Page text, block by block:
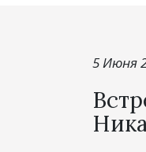
5 Июня